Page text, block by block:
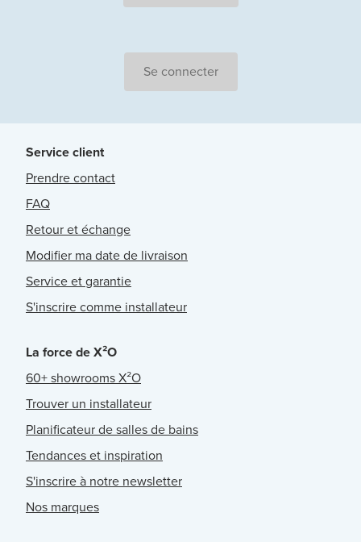
Se connecter
Service client
Prendre contact
FAQ
Retour et échange
Modifier ma date de livraison
Service et garantie
S'inscrire comme installateur
La force de X²O
60+ showrooms X²O
Trouver un installateur
Planificateur de salles de bains
Tendances et inspiration
S'inscrire à notre newsletter
Nos marques